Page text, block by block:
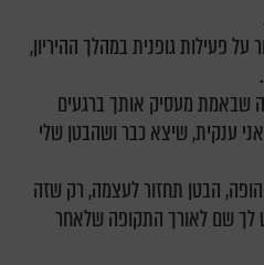
פעילות גופנית במהלך ההיריון,
שבאמת מעסיק אותך ברגעים
ענקית, שיצא כבר ושהבטן שלי
הבטן תחזור לעצמה, רק שזה
שם לאורך התקופה שלאחר